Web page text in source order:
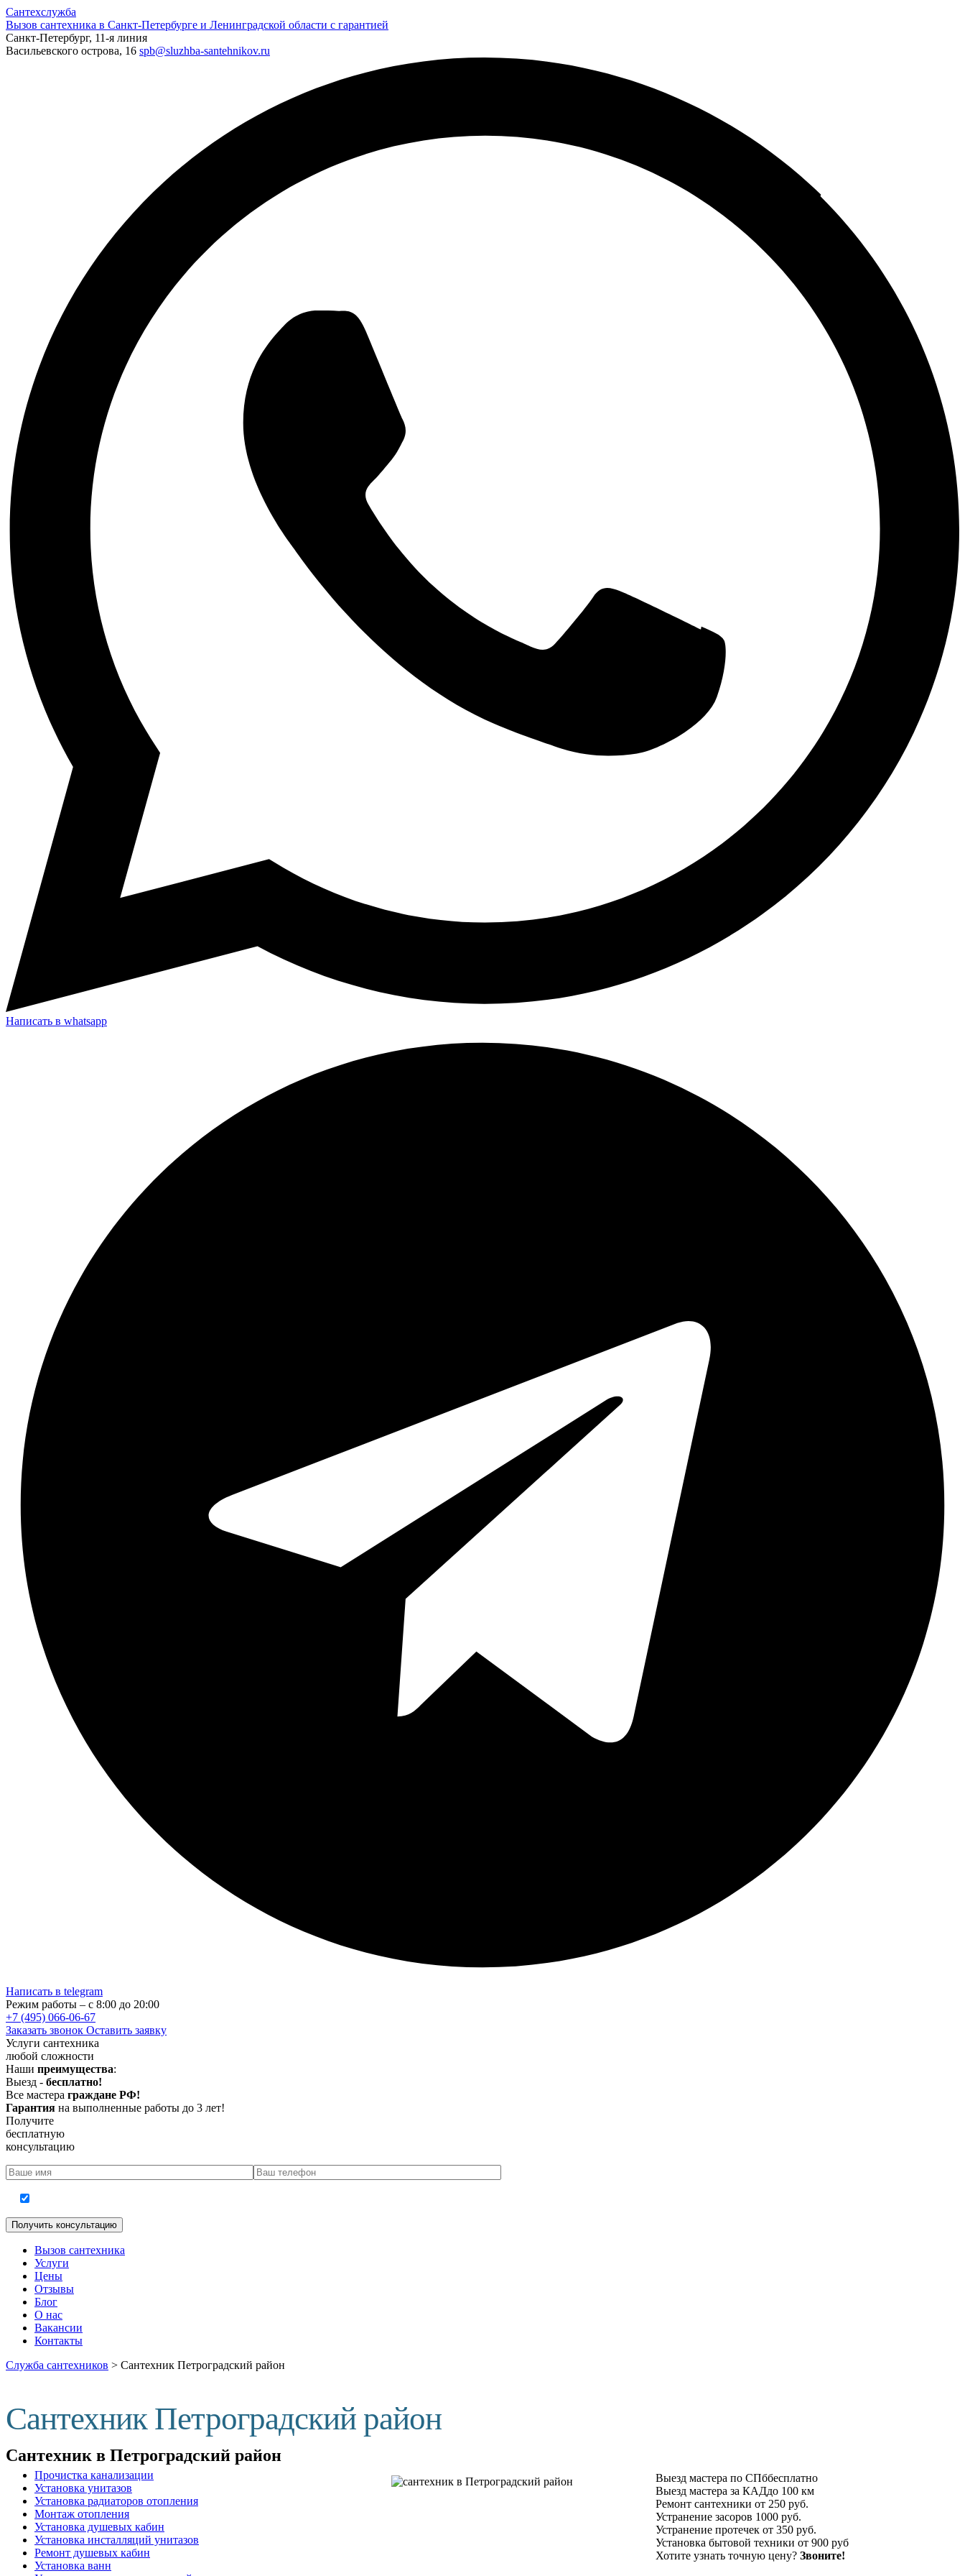
Сантехслужба
Вызов сантехника в Санкт-Петербурге и Ленинградской области с гарантией
Санкт-Петербург, 11-я линия
Васильевского острова, 16 spb@sluzhba-santehnikov.ru
Написать в whatsapp
Написать в telegram
Режим работы – с 8:00 до 20:00
+7 (495) 066-06-67
Заказать звонок Оставить заявку
Услуги сантехника
любой сложности
Наши преимущества:
Выезд - бесплатно!
Все мастера граждане РФ!
Гарантия на выполненные работы до 3 лет!
Получите
бесплатную
консультацию
Вызов сантехника
Услуги
Цены
Отзывы
Блог
О нас
Вакансии
Контакты
Служба сантехников > Сантехник Петроградский район
Сантехник Петроградский район
Сантехник в Петроградский район
Прочистка канализации
Установка унитазов
Установка радиаторов отопления
Монтаж отопления
Установка душевых кабин
Установка инсталляций унитазов
Ремонт душевых кабин
Установка ванн
Выезд мастера по СПббесплатно
Выезд мастера за КАДдо 100 км
Ремонт сантехники от 250 руб.
Устранение засоров 1000 руб.
Устранение протечек от 350 руб.
Установка бытовой техники от 900 руб
Хотите узнать точную цену? Звоните!